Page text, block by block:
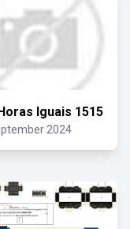
Iguais 1515
2024